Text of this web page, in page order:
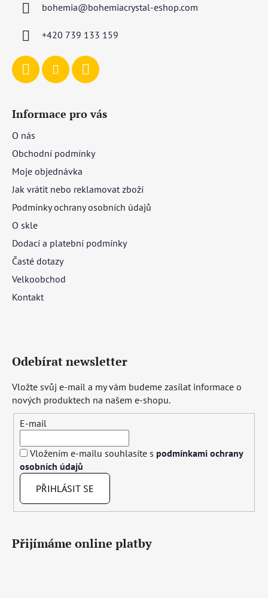
bohemia@bohemiacrystal-eshop.com
+420 739 133 159
Informace pro vás
O nás
Obchodní podmínky
Moje objednávka
Jak vrátit nebo reklamovat zboží
Podmínky ochrany osobních údajů
O skle
Dodací a platební podmínky
Časté dotazy
Velkoobchod
Kontakt
Odebírat newsletter
Vložte svůj e-mail a my vám budeme zasílat informace o
nových produktech na našem e-shopu.
E-mail
Vložením e-mailu souhlasíte s podmínkami ochrany
osobních údajů
PŘIHLÁSIT SE
Přijímáme online platby